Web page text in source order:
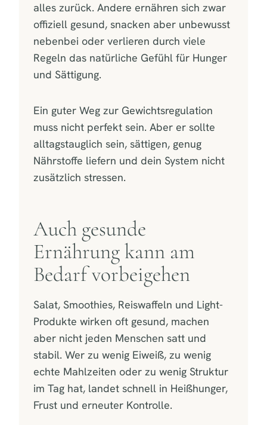
alles zurück. Andere ernähren sich zwar
offiziell gesund, snacken aber unbewusst
nebenbei oder verlieren durch viele
Regeln das natürliche Gefühl für Hunger
und Sättigung.
Ein guter Weg zur Gewichtsregulation
muss nicht perfekt sein. Aber er sollte
alltagstauglich sein, sättigen, genug
Nährstoffe liefern und dein System nicht
zusätzlich stressen.
Auch gesunde
Ernährung kann am
Bedarf vorbeigehen
Salat, Smoothies, Reiswaffeln und Light-
Produkte wirken oft gesund, machen
aber nicht jeden Menschen satt und
stabil. Wer zu wenig Eiweiß, zu wenig
echte Mahlzeiten oder zu wenig Struktur
im Tag hat, landet schnell in Heißhunger,
Frust und erneuter Kontrolle.